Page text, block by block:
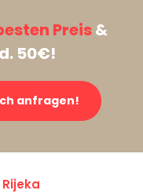
Preis&
50€!
anfragen!